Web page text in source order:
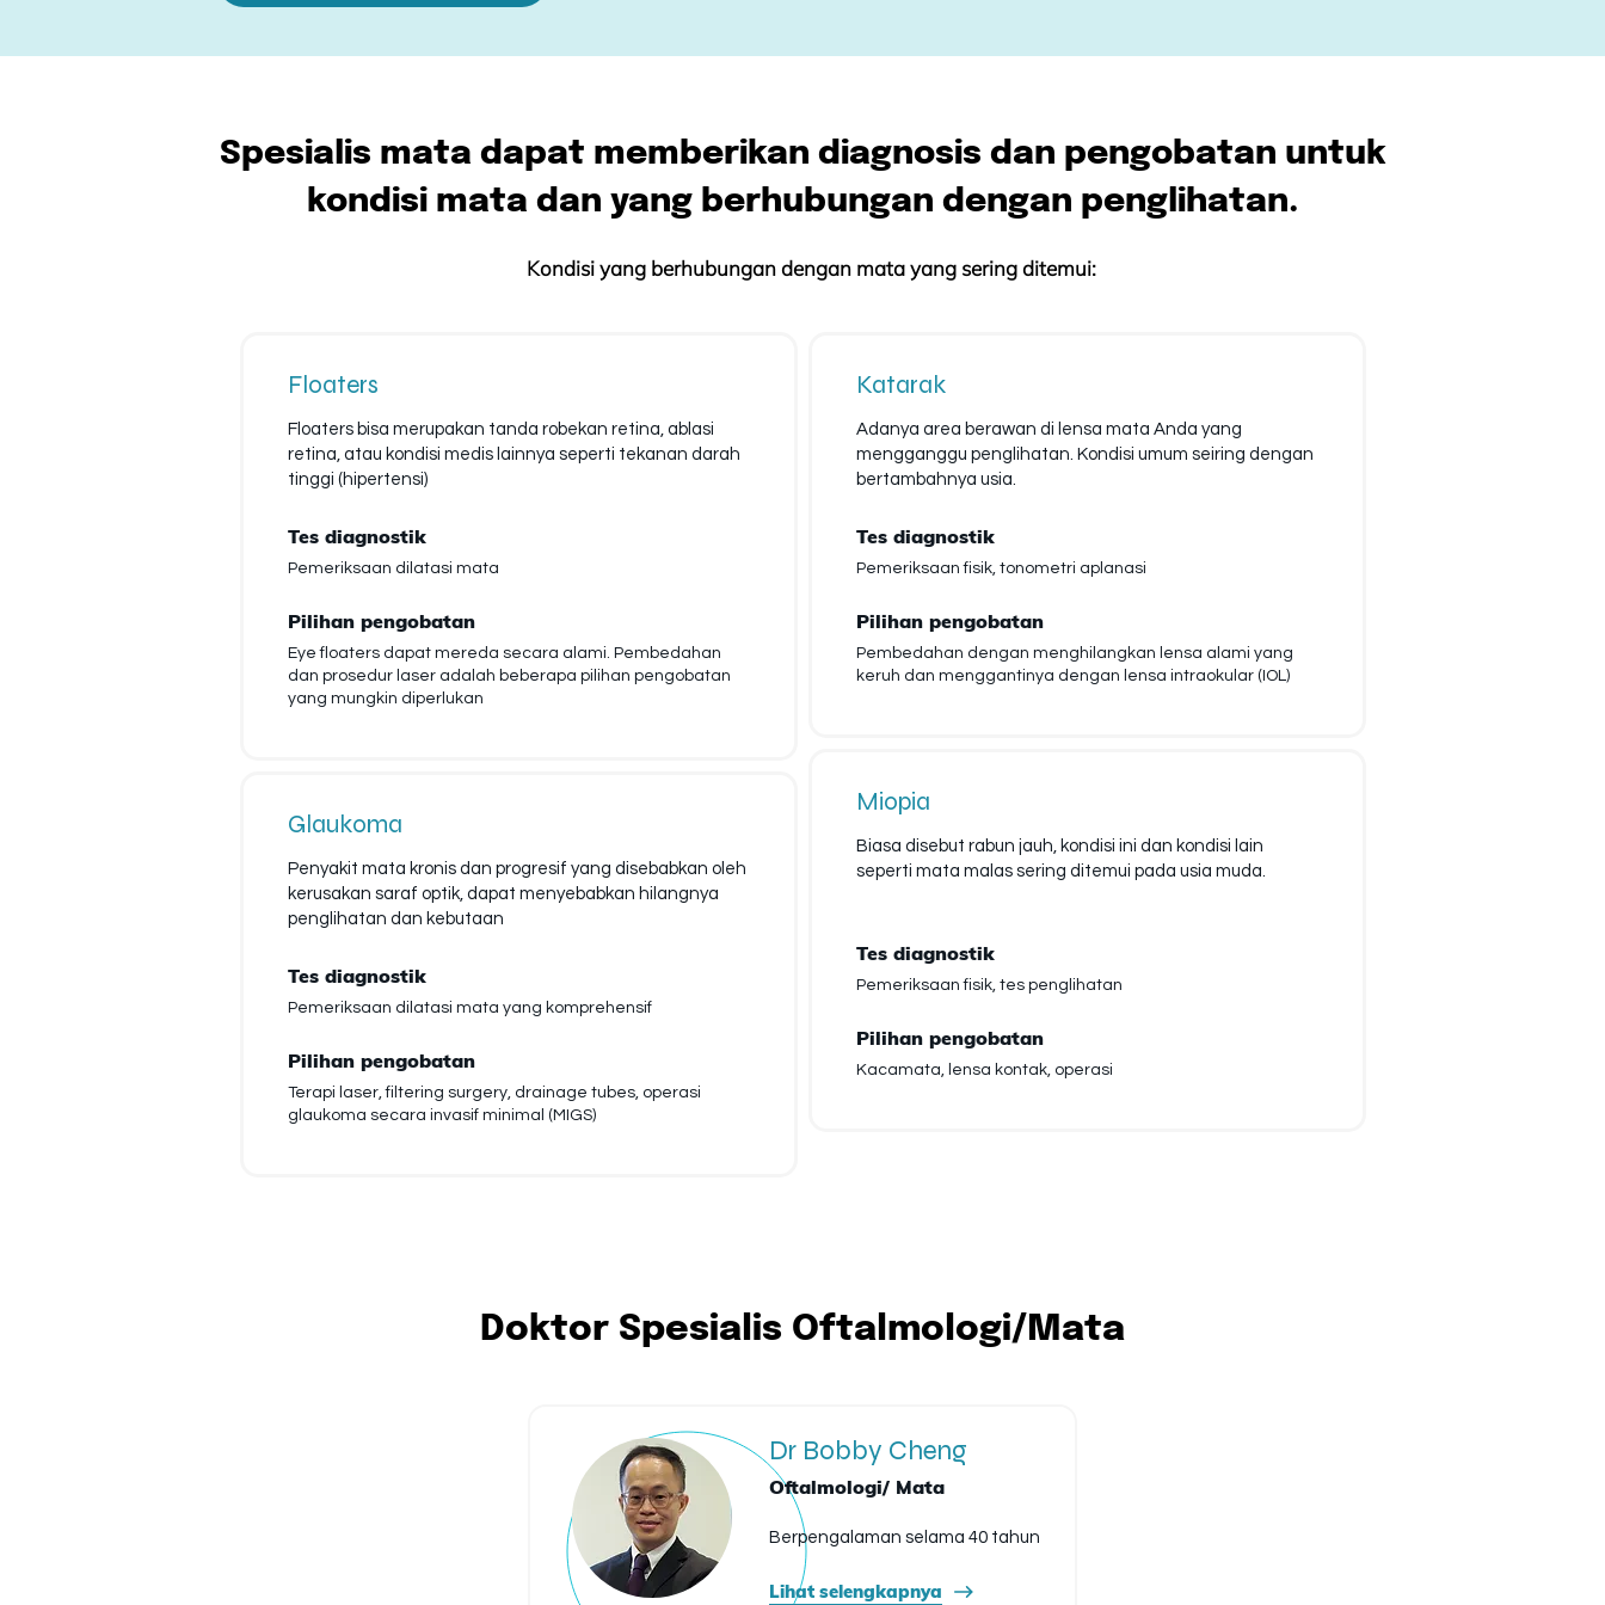
Spesialis mata dapat memberikan diagnosis dan pengobatan untuk
kondisi mata dan yang berhubungan dengan penglihatan.
Kondisi yang berhubungan dengan mata yang sering ditemui:
Floaters
Floaters bisa merupakan tanda robekan retina, ablasi
retina, atau kondisi medis lainnya seperti tekanan darah
tinggi (hipertensi)
Tes diagnostik
Pemeriksaan dilatasi mata
Pilihan pengobatan
Eye floaters dapat mereda secara alami. Pembedahan
dan prosedur laser adalah beberapa pilihan pengobatan
yang mungkin diperlukan
Glaukoma
Penyakit mata kronis dan progresif yang disebabkan oleh
kerusakan saraf optik, dapat menyebabkan hilangnya
penglihatan dan kebutaan
Tes diagnostik
Pemeriksaan dilatasi mata yang komprehensif
Pilihan pengobatan
Terapi laser, filtering surgery, drainage tubes, operasi
glaukoma secara invasif minimal (MIGS)
Katarak
Adanya area berawan di lensa mata Anda yang
mengganggu penglihatan. Kondisi umum seiring dengan
bertambahnya usia.
Tes diagnostik
Pemeriksaan fisik, tonometri aplanasi
Pilihan pengobatan
Pembedahan dengan menghilangkan lensa alami yang
keruh dan menggantinya dengan lensa intraokular (IOL)
Miopia
Biasa disebut rabun jauh, kondisi ini dan kondisi lain
seperti mata malas sering ditemui pada usia muda.
Tes diagnostik
Pemeriksaan fisik, tes penglihatan
Pilihan pengobatan
Kacamata, lensa kontak, operasi
Doktor Spesialis Oftalmologi/Mata
Dr Bobby Cheng
Oftalmologi/ Mata
Berpengalaman selama 40 tahun
Lihat selengkapnya